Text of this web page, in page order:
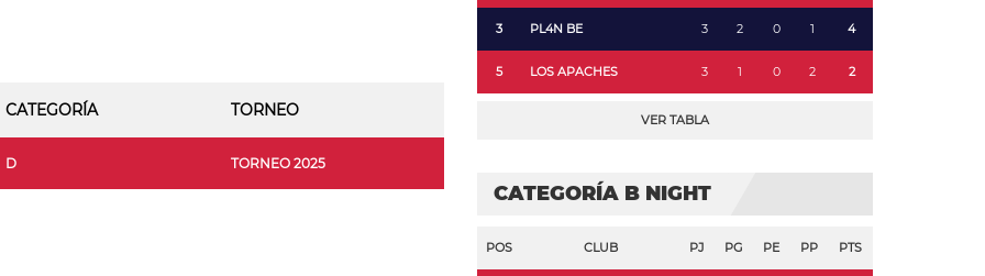
CATEGORÍA TORNEO
D TORNEO 2025
3 PL4N BE 3 2 0 1 4
5 LOS APACHES 3 1 0 2 2
VER TABLA
CATEGORÍA B NIGHT
POS CLUB PJ PG PE PP PTS